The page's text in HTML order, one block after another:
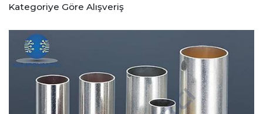
Kategoriye Göre Alışveriş